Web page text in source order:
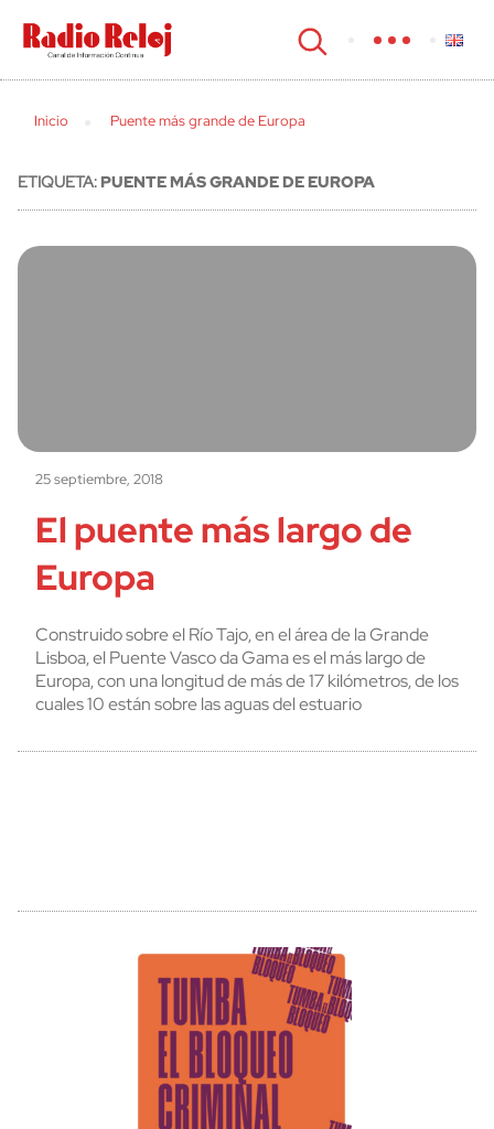
cerrar
Inicio Puente más grande de Europa
ETIQUETA:PUENTE MÁS GRANDE DE EUROPA
25 septiembre, 2018
El puente más largo de
Europa
Construido sobre el Río Tajo, en el área de la Grande
Lisboa, el Puente Vasco da Gama es el más largo de
Europa, con una longitud de más de 17 kilómetros, de los
cuales 10 están sobre las aguas del estuario